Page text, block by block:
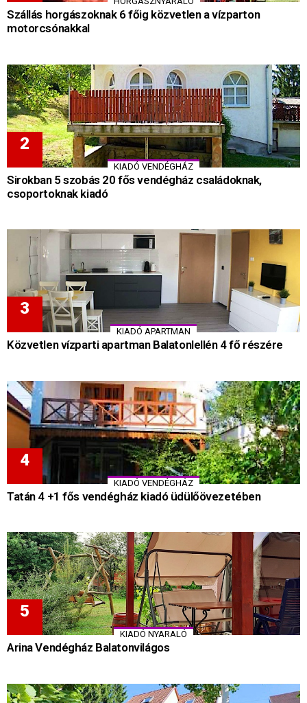
Szállás horgászoknak 6 főig közvetlen a vízparton
motorcsónakkal
KIADÓ VENDÉGHÁZ
Sirokban 5 szobás 20 fős vendégház családoknak,
csoportoknak kiadó
KIADÓ APARTMAN
Közvetlen vízparti apartman Balatonlellén 4 fő részére
KIADÓ VENDÉGHÁZ
Tatán 4 +1 fős vendégház kiadó üdülőövezetében
KIADÓ NYARALÓ
Arina Vendégház Balatonvilágos